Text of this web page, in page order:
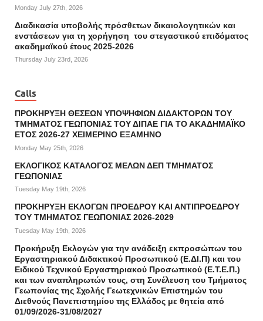
Monday July 27th, 2026
Διαδικασία υποβολής πρόσθετων δικαιολογητικών και
ενστάσεων για τη χορήγηση του στεγαστικού επιδόματος
ακαδημαϊκού έτους 2025-2026
Thursday July 23rd, 2026
Calls
ΠΡΟΚΗΡΥΞΗ ΘΕΣΕΩΝ ΥΠΟΨΗΦΙΩΝ ΔΙΔΑΚΤΟΡΩΝ ΤΟΥ
ΤΜΗΜΑΤΟΣ ΓΕΩΠΟΝΙΑΣ ΤΟΥ ΔΙΠΑΕ ΓΙΑ ΤΟ ΑΚΑΔΗΜΑΪΚΟ
ΕΤΟΣ 2026-27 ΧΕΙΜΕΡΙΝΟ ΕΞΑΜΗΝΟ
Monday May 25th, 2026
ΕΚΛΟΓΙΚΟΣ ΚΑΤΑΛΟΓΟΣ ΜΕΛΩΝ ΔΕΠ ΤΜΗΜΑΤΟΣ
ΓΕΩΠΟΝΙΑΣ
Tuesday May 19th, 2026
ΠΡΟΚΗΡΥΞΗ ΕΚΛΟΓΩΝ ΠΡΟΕΔΡΟΥ ΚΑΙ ΑΝΤΙΠΡΟΕΔΡΟΥ
ΤΟΥ ΤΜΗΜΑΤΟΣ ΓΕΩΠΟΝΙΑΣ 2026-2029
Tuesday May 19th, 2026
Προκήρυξη Εκλογών για την ανάδειξη εκπροσώπων του
Εργαστηριακού Διδακτικού Προσωπικού (Ε.ΔΙ.Π) και του
Ειδικού Τεχνικού Εργαστηριακού Προσωπικού (Ε.Τ.Ε.Π.)
και των αναπληρωτών τους, στη Συνέλευση του Τμήματος
Γεωπονίας της Σχολής Γεωτεχνικών Επιστημών του
Διεθνούς Πανεπιστημίου της Ελλάδος με θητεία από
01/09/2026-31/08/2027